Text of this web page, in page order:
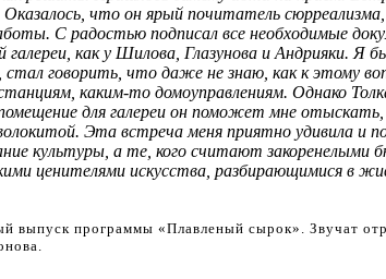
Оказалось, что он ярый почитатель
С радостью подписал все необходимые
галереи, как у Шилова, Глазунова и Андрияки. Я
говорить, что даже не знаю, как к этому
каким-то домоуправлениям. Однако
для галереи он поможет мне
Эта встреча меня приятно удивила и
культуры, а те, кого считают закоренелыми
ценителями искусства, разбирающимися в
выпуск программы «Плавленый сырок». Звучат